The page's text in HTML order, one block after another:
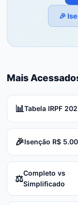
🎉
Mais
📊Tabela IRPF
🎉Isenção R$
⚖️Completo vs
Simplificado